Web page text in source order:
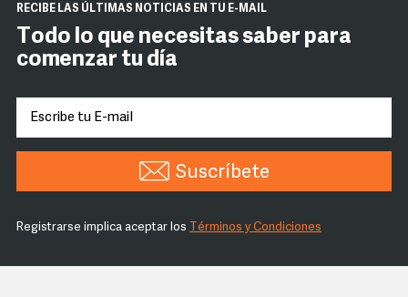
RECIBE LAS ÚLTIMAS NOTICIAS EN TU E-MAIL
Todo lo que necesitas saber para
comenzar tu día
Suscríbete
Registrarse implica aceptar los Términos y Condiciones